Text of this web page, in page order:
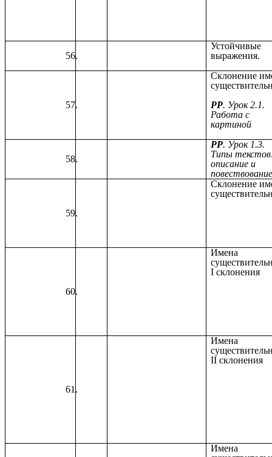
Устойчивые
выражения.
Склонение
РР. Урок 2.1.
Работа с
картиной
РР. Урок 1.3.
Типы
описание и
Склонение
Имена
I склонения
Имена
II склонения
Имена